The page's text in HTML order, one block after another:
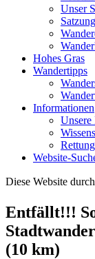
Unser
Satzung
Hohes Gras
Wandertipps
Informationen
Unsere
Website-
Diese Website
Entfällt!!!
(10 km)